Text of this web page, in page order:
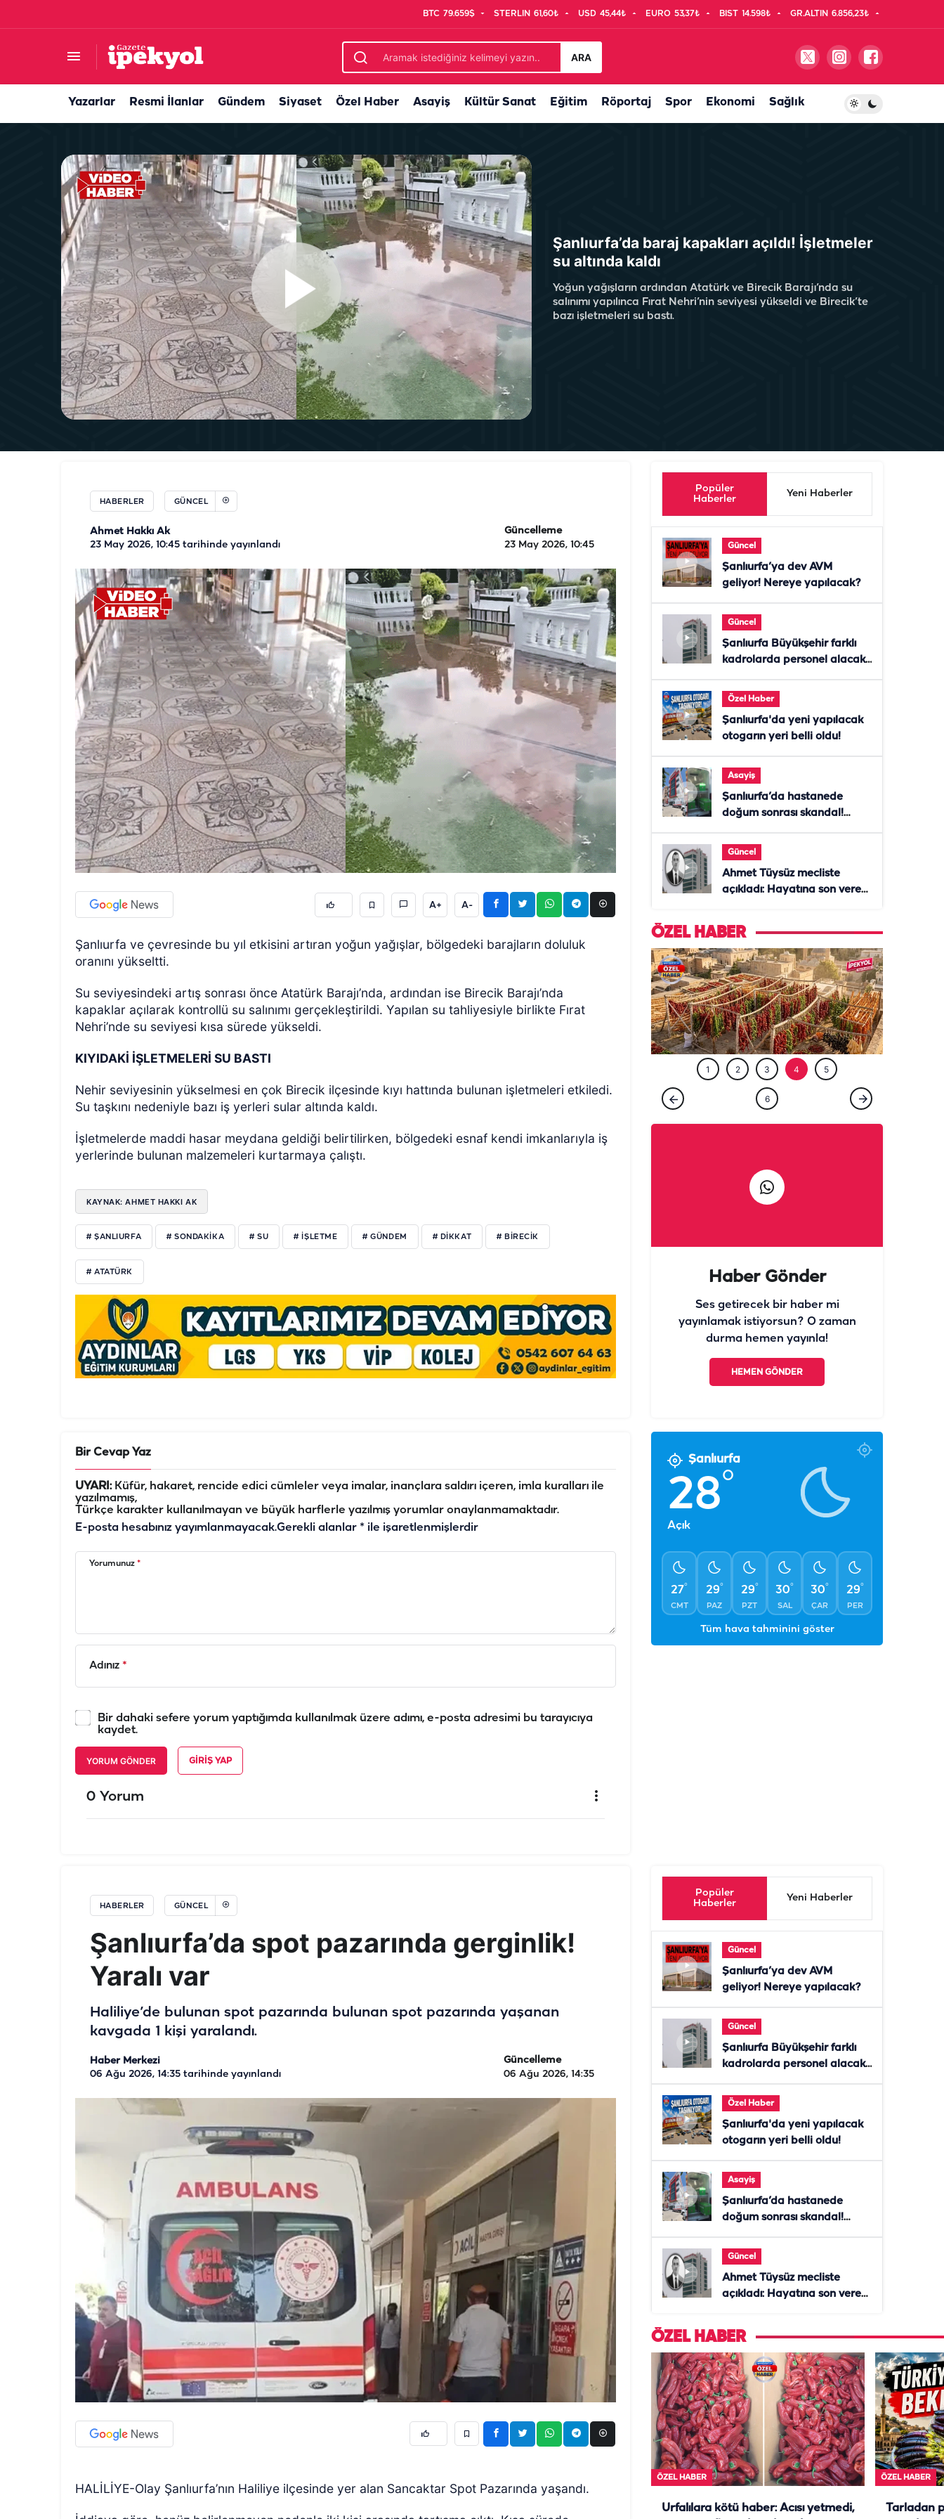
BTC 79.659$ STERLIN 61,60₺ USD 45,44₺ EURO 53,37₺ BIST 14.598₺ GR.ALTIN 6.856,23₺
ARA
Yazarlar Resmi İlanlar Gündem Siyaset Özel Haber Asayiş Kültür Sanat Eğitim Röportaj Spor Ekonomi Sağlık
Şanlıurfa’da baraj kapakları açıldı! İşletmeler
su altında kaldı
Yoğun yağışların ardından Atatürk ve Birecik Barajı’nda su
salınımı yapılınca Fırat Nehri’nin seviyesi yükseldi ve Birecik’te
bazı işletmeleri su bastı.
HABERLER GÜNCEL
Ahmet Hakkı Ak
23 May 2026, 10:45 tarihinde yayınlandı
Güncelleme
23 May 2026, 10:45
A+ A-
Şanlıurfa ve çevresinde bu yıl etkisini artıran yoğun yağışlar, bölgedeki barajların doluluk
oranını yükseltti.
Su seviyesindeki artış sonrası önce Atatürk Barajı’nda, ardından ise Birecik Barajı’nda
kapaklar açılarak kontrollü su salınımı gerçekleştirildi. Yapılan su tahliyesiyle birlikte Fırat
Nehri’nde su seviyesi kısa sürede yükseldi.
KIYIDAKİ İŞLETMELERİ SU BASTI
Nehir seviyesinin yükselmesi en çok Birecik ilçesinde kıyı hattında bulunan işletmeleri etkiledi.
Su taşkını nedeniyle bazı iş yerleri sular altında kaldı.
İşletmelerde maddi hasar meydana geldiği belirtilirken, bölgedeki esnaf kendi imkanlarıyla iş
yerlerinde bulunan malzemeleri kurtarmaya çalıştı.
KAYNAK: AHMET HAKKI AK
# ŞANLIURFA # SONDAKIKA # SU # IŞLETME # GÜNDEM # DIKKAT # BIRECIK
# ATATÜRK
Bir Cevap Yaz
UYARI:Küfür, hakaret, rencide edici cümleler veya imalar, inançlara saldırı içeren, imla kuralları ile
yazılmamış,
Türkçe karakter kullanılmayan ve büyük harflerle yazılmış yorumlar onaylanmamaktadır.
E-posta hesabınız yayımlanmayacak.Gerekli alanlar * ile işaretlenmişlerdir
Yorumunuz *
Adınız *
Bir dahaki sefere yorum yaptığımda kullanılmak üzere adımı, e-posta adresimi bu tarayıcıya
kaydet.
YORUM GÖNDER GIRIŞ YAP
0 Yorum
Popüler
Haberler
Yeni Haberler
Güncel
Şanlıurfa’ya dev AVM
geliyor! Nereye yapılacak?
Güncel
Şanlıurfa Büyükşehir farklı
kadrolarda personel alacak!
Özel Haber
Şanlıurfa'da yeni yapılacak
otogarın yeri belli oldu!
Asayiş
Şanlıurfa’da hastanede
doğum sonrası skandal!
Güncel
Ahmet Tüysüz mecliste
açıkladı: Hayatına son veren
ÖZEL HABER
ÖZEL HABER ÖZEL HABER
1 2 3 4 5
6
Haber Gönder
Ses getirecek bir haber mi
yayınlamak istiyorsun? O zaman
durma hemen yayınla!
HEMEN GÖNDER
Şanlıurfa
28°
Açık
27°
CMT
29°
PAZ
29°
PZT
30°
SAL
30°
ÇAR
29°
PER
Tüm hava tahminini göster
HABERLER GÜNCEL
Şanlıurfa’da spot pazarında gerginlik!
Yaralı var
Haliliye’de bulunan spot pazarında bulunan spot pazarında yaşanan
kavgada 1 kişi yaralandı.
Haber Merkezi
06 Ağu 2026, 14:35 tarihinde yayınlandı
Güncelleme
06 Ağu 2026, 14:35
HALİLİYE-Olay Şanlıurfa’nın Haliliye ilçesinde yer alan Sancaktar Spot Pazarında yaşandı.
Popüler
Haberler
Yeni Haberler
Güncel
Şanlıurfa’ya dev AVM
geliyor! Nereye yapılacak?
Güncel
Şanlıurfa Büyükşehir farklı
kadrolarda personel alacak!
Özel Haber
Şanlıurfa'da yeni yapılacak
otogarın yeri belli oldu!
Asayiş
Şanlıurfa’da hastanede
doğum sonrası skandal!
Güncel
Ahmet Tüysüz mecliste
açıkladı: Hayatına son veren
ÖZEL HABER
ÖZEL HABER
Urfalılara kötü haber: Acısı yetmedi,
ÖZEL HABER
Tarladan